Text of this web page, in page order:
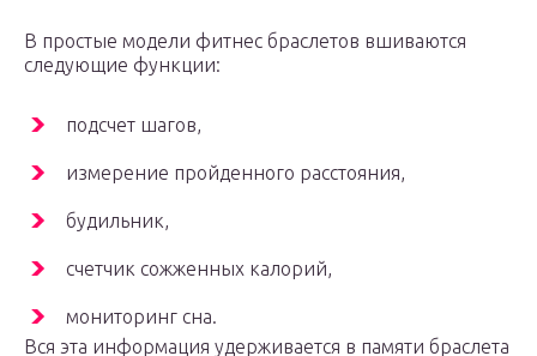
В простые модели фитнес браслетов вшиваются
следующие функции:
подсчет шагов,
измерение пройденного расстояния,
будильник,
счетчик сожженных калорий,
мониторинг сна.
Вся эта информация удерживается в памяти браслета